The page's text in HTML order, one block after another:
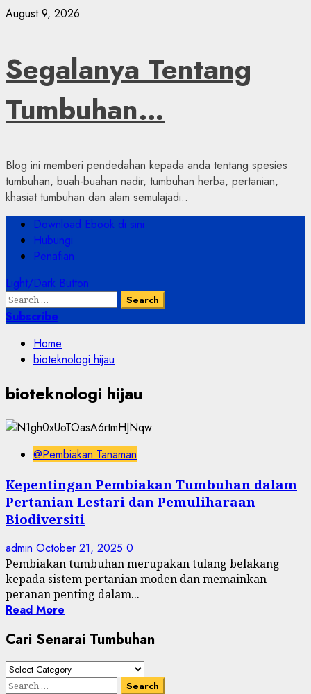
Skip
August 9, 2026
Segalanya Tentang
Tumbuhan…
Blog ini memberi pendedahan kepada anda tentang spesies
tumbuhan, buah-buahan nadir, tumbuhan herba, pertanian,
khasiat tumbuhan dan alam semulajadi..
Primary
Menu
Download Ebook di sini
Hubungi
Penafian
Light/Dark Button
Search
for:
Subscribe
Home
bioteknologi hijau
bioteknologi hijau
@Pembiakan Tanaman
Kepentingan Pembiakan Tumbuhan dalam
Pertanian Lestari dan Pemuliharaan
Biodiversiti
admin October 21, 2025 0
Pembiakan tumbuhan merupakan tulang belakang
kepada sistem pertanian moden dan memainkan
peranan penting dalam...
Read More
Cari Senarai Tumbuhan
Cari
Senarai
Search